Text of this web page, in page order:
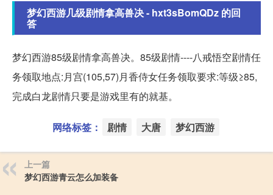
梦幻西游几级剧情拿高兽决 - hxt3sBomQDz 的回
答
梦幻西游85级剧情拿高兽决。85级剧情----八戒悟空剧情任
务领取地点:月宫(105,57)月香侍女任务领取要求:等级≥85,
完成白龙剧情只要是游戏里有的就基。
网络标签： 剧情 大唐 梦幻西游
上一篇
梦幻西游青云怎么加装备